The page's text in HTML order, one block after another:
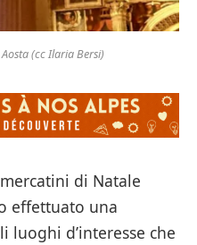
(cc Ilaria Bersi)
di Natale
effettuato una
luoghi d’interesse che